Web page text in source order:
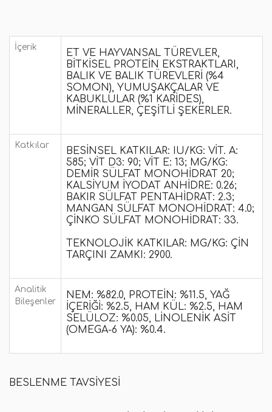
İçerik
ET VE HAYVANSAL TÜREVLER,
BITKISEL PROTEIN EKSTRAKTLARI,
BALIK VE BALIK TÜREVLERI (%4
SOMON), YUMUŞAKÇALAR VE
KABUKLULAR (%1 KARIDES),
MINERALLER, ÇEŞITLI ŞEKERLER.
Katkılar
BESINSEL KATKILAR: IU/KG: VIT. A:
585; VIT D3: 90; VIT E: 13; MG/KG:
DEMIR SÜLFAT MONOHIDRAT 20;
KALSIYUM IYODAT ANHIDRE: 0.26;
BAKIR SÜLFAT PENTAHIDRAT: 2.3;
MANGAN SÜLFAT MONOHIDRAT: 4.0;
ÇINKO SÜLFAT MONOHIDRAT: 33.
TEKNOLOJIK KATKILAR: MG/KG: ÇIN
TARÇINI ZAMKI: 2900.
Analitik
Bileşenler
NEM: %82.0, PROTEIN: %11.5, YAĞ
IÇERIĞI: %2.5, HAM KÜL: %2.5, HAM
SELÜLOZ: %0.05, LINOLENIK ASIT
(OMEGA-6 YA): %0.4.
BESLENME TAVSIYESI